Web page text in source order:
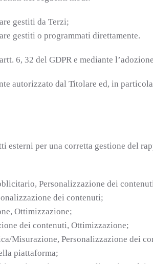
gestiti da Terzi;
gestiti o programmati direttamente.
6, 32 del GDPR e mediante
autorizzato dal Titolare ed, in
esterni per una corretta gestione del
Personalizzazione dei
dei contenuti;
Ottimizzazione;
dei contenuti, Ottimizzazione;
Misurazione, Personalizzazione dei
piattaforma;